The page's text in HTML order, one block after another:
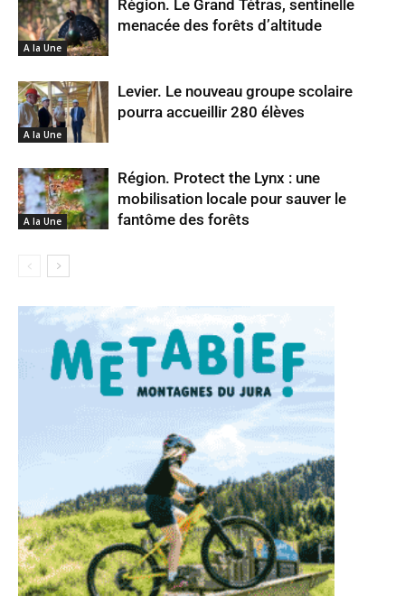
A la Une
Région. Le Grand Tétras, sentinelle
menacée des forêts d’altitude
A la Une
Levier. Le nouveau groupe scolaire
pourra accueillir 280 élèves
A la Une
Région. Protect the Lynx : une
mobilisation locale pour sauver le
fantôme des forêts